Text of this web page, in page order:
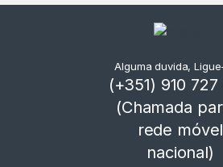
Alguma duvida,
(+351) 910
(Chamada
rede móvel
nacional)